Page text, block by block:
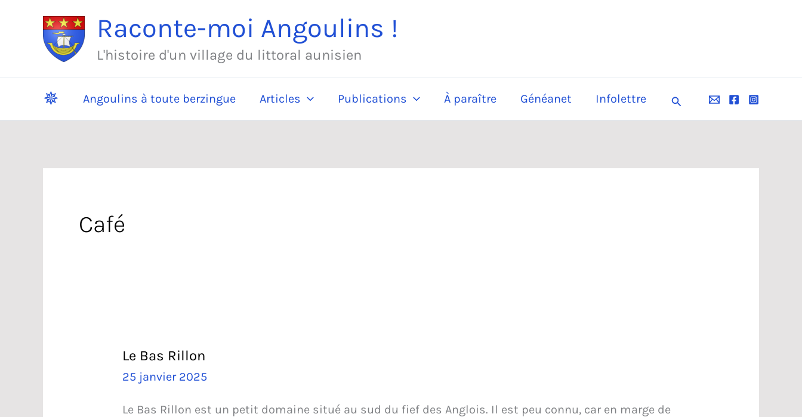
Raconte-moi Angoulins !
L'histoire d'un village du littoral aunisien
✵ Angoulins à toute berzingue Articles Publications À paraître Généanet Infolettre Rechercher
Café
Le Bas Rillon
25 janvier 2025
Le Bas Rillon est un petit domaine situé au sud du fief des Anglois. Il est peu connu, car en marge de